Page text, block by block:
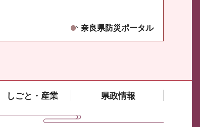
奈良県防災ポータル
しごと・産業 県政情報